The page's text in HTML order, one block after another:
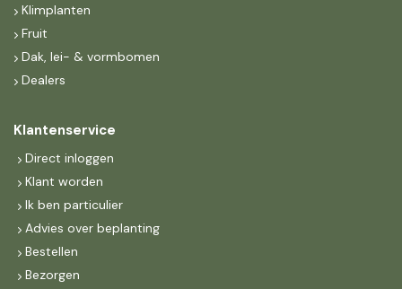
Klimplanten
Fruit
Dak, lei- & vormbomen
Dealers
Klantenservice
Direct inloggen
Klant worden
Ik ben particulier
Advies over beplanting
Bestellen
Bezorgen